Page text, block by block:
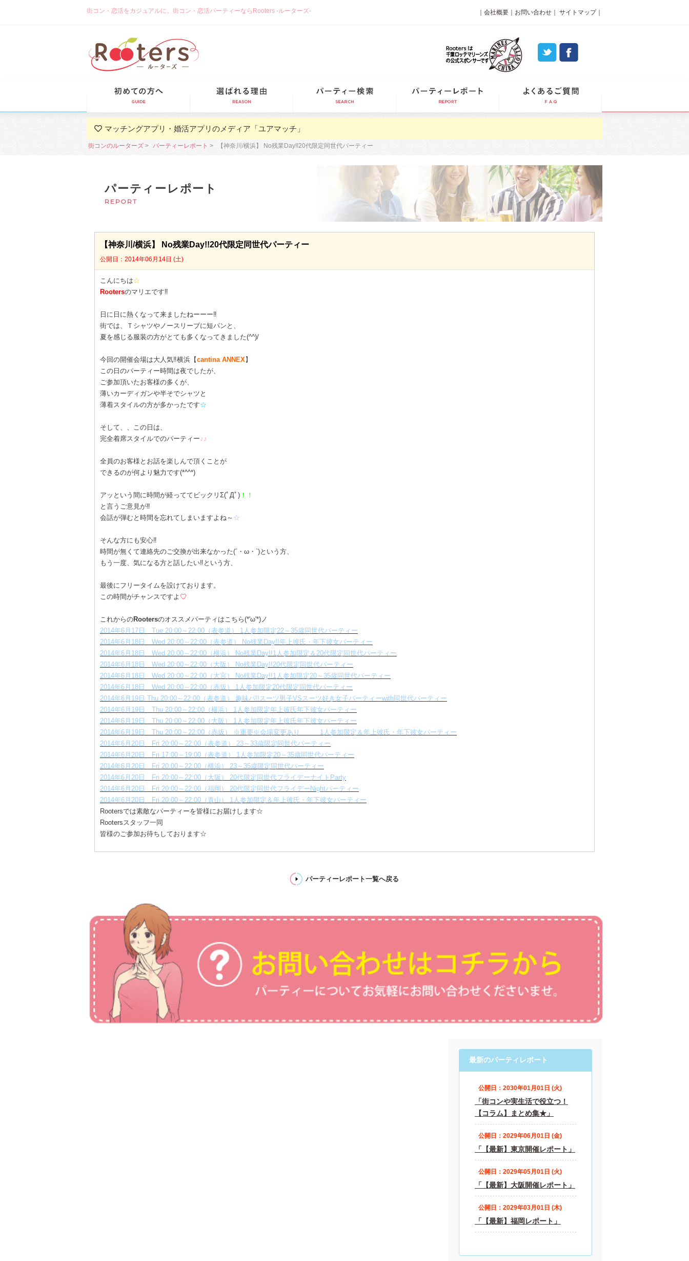
街コン・恋活をカジュアルに。街コン・恋活パーティーならRooters -ルーターズ- 会社概要 お問い合わせ サイトマップ｜
マッチングアプリ・婚活アプリのメディア「ユアマッチ」
街コンのルーターズ パーティーレポート 【神奈川/横浜】 No残業Day!!20代限定同世代パーティー
パーティーレポート
REPORT
【神奈川/横浜】 No残業Day!!20代限定同世代パーティー
公開日：2014年06月14日 (土)
こんにちは☆
Rootersのマリエです‼
日に日に熱くなって来ましたねーーー‼
街では、Ｔシャツやノースリーブに短パンと、
夏を感じる服装の方がとても多くなってきました(^^)/
今回の開催会場は大人気‼横浜【cantina ANNEX】
この日のパーティー時間は夜でしたが、
ご参加頂いたお客様の多くが、
薄いカーディガンや半そでシャツと
薄着スタイルの方が多かったです☆
そして、、この日は、
完全着席スタイルでのパーティー♪♪
全員のお客様とお話を楽しんで頂くことが
できるのが何より魅力です(*^^*)
アッという間に時間が経っててビックリΣ(ﾟДﾟ) ！！
と言うご意見が‼
会話が弾むと時間を忘れてしまいますよね～ ☆
そんな方にも安心‼
時間が無くて連絡先のご交換が出来なかった(´・ω・`)という方、
もう一度、気になる方と話したい‼という方、
最後にフリータイムを設けております。
この時間がチャンスですよ ♡
これからのRootersのオススメパーティはこちら(*'ω'*)ノ
2014年6月17日 Tue 20:00～22:00（表参道） 1人参加限定22～35歳同世代パーティー
2014年6月18日 Wed 20:00～22:00（表参道） No残業Day!!年上彼氏・年下彼女パーティー
2014年6月18日 Wed 20:00～22:00（横浜） No残業Day!!1人参加限定＆20代限定同世代パーティー
2014年6月18日 Wed 20:00～22:00（大阪） No残業Day!!20代限定同世代パーティー
2014年6月18日 Wed 20:00～22:00（大宮） No残業Day!!1人参加限定20～35歳同世代パーティー
2014年6月18日 Wed 20:00～22:00（赤坂） 1人参加限定20代限定同世代パーティー
2014年6月19日 Thu 20:00～22:00（表参道） 趣味パ!!スーツ男子VSスーツ好き女子パーティーwith同世代パーティー
2014年6月19日 Thu 20:00～22:00（横浜） 1人参加限定年上彼氏年下彼女パーティー
2014年6月19日 Thu 20:00～22:00（大阪） 1人参加限定年上彼氏年下彼女パーティー
2014年6月19日 Thu 20:00～22:00（赤坂） ※重要※会場変更あり 1人参加限定＆年上彼氏・年下彼女パーティー
2014年6月20日 Fri 20:00～22:00（表参道） 23～33歳限定同世代パーティー
2014年6月20日 Fri 17:00～19:00（表参道） 1人参加限定20～35歳同世代パーティー
2014年6月20日 Fri 20:00～22:00（横浜） 23～35歳限定同世代パーティー
2014年6月20日 Fri 20:00～22:00（大阪） 20代限定同世代フライデーナイトParty
2014年6月20日 Fri 20:00～22:00（福岡） 20代限定同世代フライデーNightパーティー
2014年6月20日 Fri 20:00～22:00（青山） 1人参加限定＆年上彼氏・年下彼女パーティー
Rootersでは素敵なパーティーを皆様にお届けします☆
Rootersスタッフ一同
皆様のご参加お待ちしております☆
パーティーレポート一覧へ戻る
最新のパーティレポート
公開日：2030年01月01日 (火)
「街コンや実生活で役立つ！
【コラム】まとめ集★」
公開日：2029年06月01日 (金)
「【最新】東京開催レポート」
公開日：2029年05月01日 (火)
「【最新】大阪開催レポート」
公開日：2029年03月01日 (木)
「【最新】福岡レポート」